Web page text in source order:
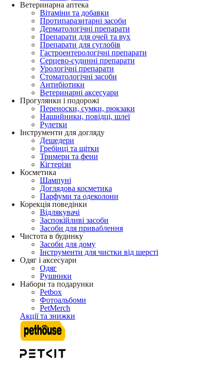
Ветеринарна аптека
Вітаміни та добавки
Протипаразитарні засоби
Дерматологічні препарати
Препарати для очей та вух
Препарати для суглобів
Гастроентерологічні препарати
Серцево-судинні препарати
Урологічні препарати
Стоматологічні засоби
Антибіотики
Ветеринарні аксесуари
Прогулянки і подорожі
Переноски, сумки, рюкзаки
Нашийники, повідці, шлеї
Рулетки
Інструменти для догляду
Дешедери
Гребінці та щітки
Тримери та фени
Кігтерізи
Косметика
Шампуні
Доглядова косметика
Парфуми та одеколони
Корекція поведінки
Відлякувачі
Заспокійливі засоби
Засоби для приваблення
Чистота в будинку
Засоби для дому
Інструменти для чистки від шерсті
Одяг і аксесуари
Одяг
Рушники
Набори та подарунки
Petbox
Фотоальбоми
PetMerch
Акції та знижки